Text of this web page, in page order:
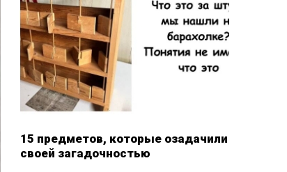
15 предметов, которые озадачили
своей загадочностью